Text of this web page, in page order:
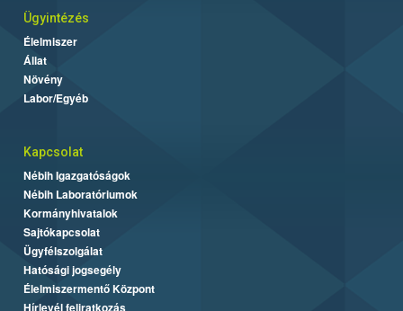
Ügyintézés
Élelmiszer
Állat
Növény
Labor/Egyéb
Kapcsolat
Nébih Igazgatóságok
Nébih Laboratóriumok
Kormányhivatalok
Sajtókapcsolat
Ügyfélszolgálat
Hatósági jogsegély
Élelmiszermentő Központ
Hírlevél feliratkozás